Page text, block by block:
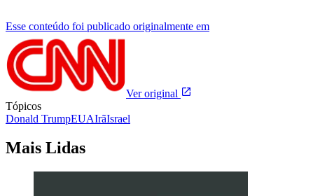
Esse conteúdo foi publicado originalmente em
Ver original
Tópicos
Donald TrumpEUAIrãIsrael
Mais Lidas